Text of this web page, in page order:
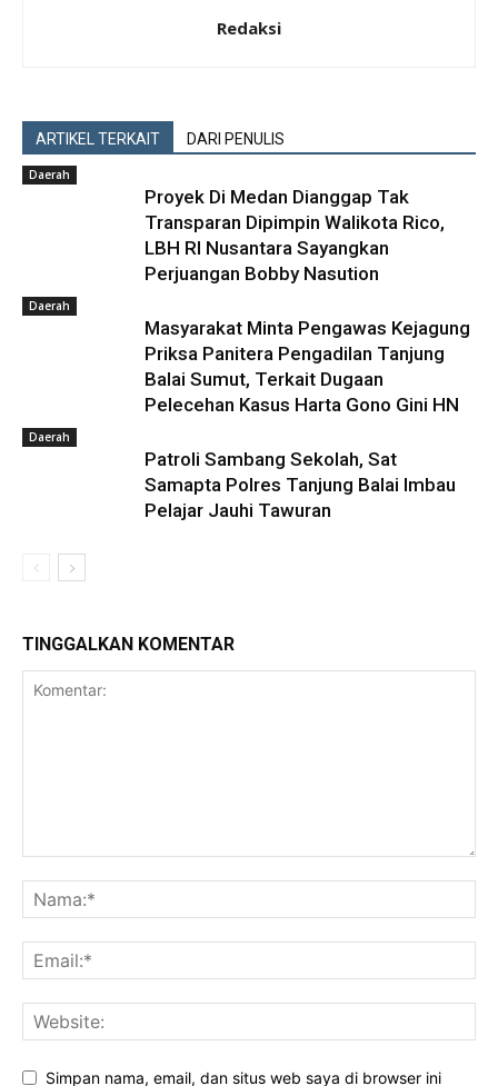
Redaksi
ARTIKEL TERKAIT DARI PENULIS
Daerah
Proyek Di Medan Dianggap Tak
Transparan Dipimpin Walikota Rico,
LBH RI Nusantara Sayangkan
Perjuangan Bobby Nasution
Daerah
Masyarakat Minta Pengawas Kejagung
Priksa Panitera Pengadilan Tanjung
Balai Sumut, Terkait Dugaan
Pelecehan Kasus Harta Gono Gini HN
Daerah
Patroli Sambang Sekolah, Sat
Samapta Polres Tanjung Balai Imbau
Pelajar Jauhi Tawuran
TINGGALKAN KOMENTAR
Simpan nama, email, dan situs web saya di browser ini